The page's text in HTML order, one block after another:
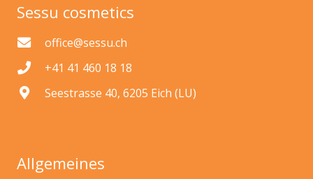
Sessu cosmetics
office@sessu.ch
+41 41 460 18 18
Seestrasse 40, 6205 Eich (LU)
Allgemeines